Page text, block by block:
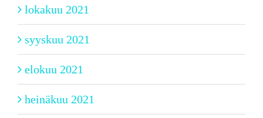
lokakuu 2021
syyskuu 2021
elokuu 2021
heinäkuu 2021